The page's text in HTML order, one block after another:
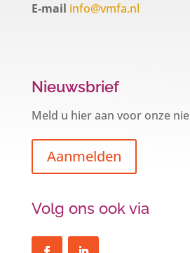
E-mail info@vmfa.nl
Nieuwsbrief
Meld u hier aan voor onze
Aanmelden
Volg ons ook via
Een hypotheek na uw 57e?
De woningmarkt is nog steeds in